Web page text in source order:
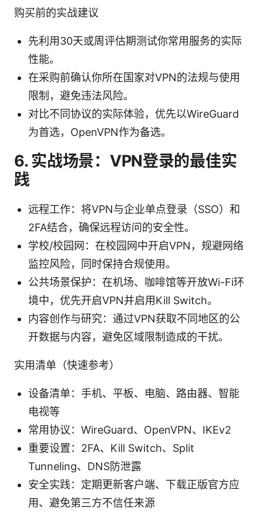
购买前的实战建议
先利用30天或周评估期测试你常用服务的实际
性能。
在采购前确认你所在国家对VPN的法规与使用
限制，避免违法风险。
对比不同协议的实际体验，优先以WireGuard
为首选，OpenVPN作为备选。
6. 实战场景：VPN登录的最佳实
践
远程工作：将VPN与企业单点登录（SSO）和
2FA结合，确保远程访问的安全性。
学校/校园网：在校园网中开启VPN，规避网络
监控风险，同时保持合规使用。
公共场景保护：在机场、咖啡馆等开放Wi-Fi环
境中，优先开启VPN并启用Kill Switch。
内容创作与研究：通过VPN获取不同地区的公
开数据与内容，避免区域限制造成的干扰。
实用清单（快速参考）
设备清单：手机、平板、电脑、路由器、智能
电视等
常用协议：WireGuard、OpenVPN、IKEv2
重要设置：2FA、Kill Switch、Split
Tunneling、DNS防泄露
安全实践：定期更新客户端、下载正版官方应
用、避免第三方不信任来源